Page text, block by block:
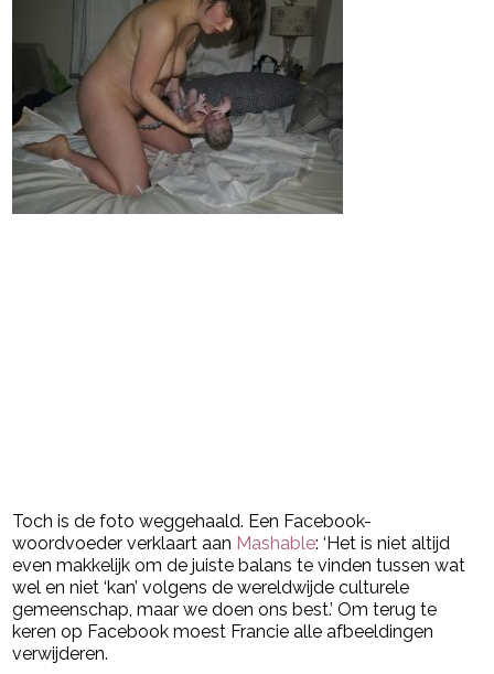
Toch is de foto weggehaald. Een Facebook-
woordvoeder verklaart aan Mashable: ‘Het is niet altijd
even makkelijk om de juiste balans te vinden tussen wat
wel en niet ‘kan’ volgens de wereldwijde culturele
gemeenschap, maar we doen ons best.’ Om terug te
keren op Facebook moest Francie alle afbeeldingen
verwijderen.